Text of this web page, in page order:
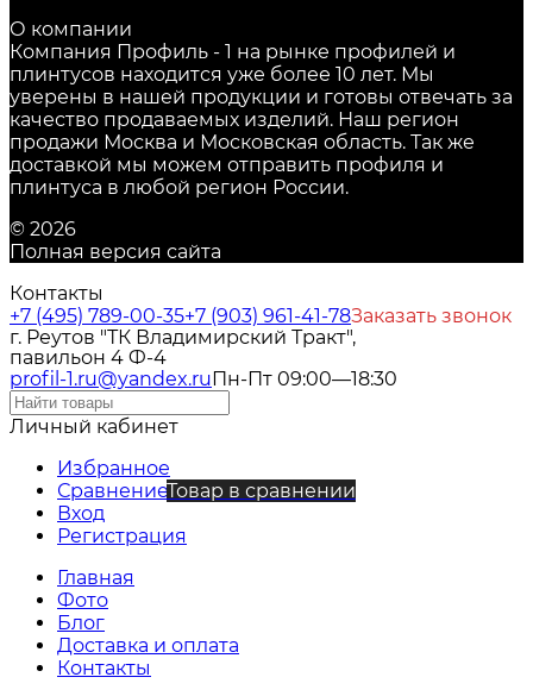
О компании
Компания Профиль - 1 на рынке профилей и
плинтусов находится уже более 10 лет. Мы
уверены в нашей продукции и готовы отвечать за
качество продаваемых изделий. Наш регион
продажи Москва и Московская область. Так же
доставкой мы можем отправить профиля и
плинтуса в любой регион России.
© 2026
Полная версия сайта
Контакты
+7 (495) 789-00-35+7 (903) 961-41-78Заказать звонок
г. Реутов "ТК Владимирский Тракт",
павильон 4 Ф-4
profil-1.ru@yandex.ruПн-Пт 09:00—18:30
Личный кабинет
Избранное
СравнениеТовар в сравнении
Вход
Регистрация
Главная
Фото
Блог
Доставка и оплата
Контакты